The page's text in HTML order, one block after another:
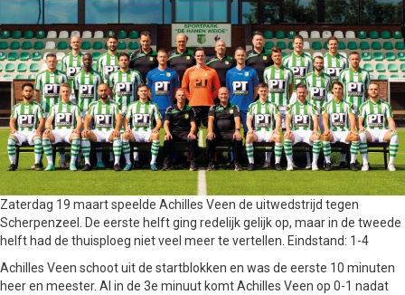
Zaterdag 19 maart speelde Achilles Veen de uitwedstrijd tegen
Scherpenzeel. De eerste helft ging redelijk gelijk op, maar in de tweede
helft had de thuisploeg niet veel meer te vertellen. Eindstand: 1-4
Achilles Veen schoot uit de startblokken en was de eerste 10 minuten
heer en meester. Al in de 3e minuut komt Achilles Veen op 0-1 nadat